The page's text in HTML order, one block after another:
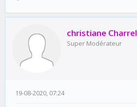
christiane Charrel
Super Modérateur
19-08-2020, 07:24